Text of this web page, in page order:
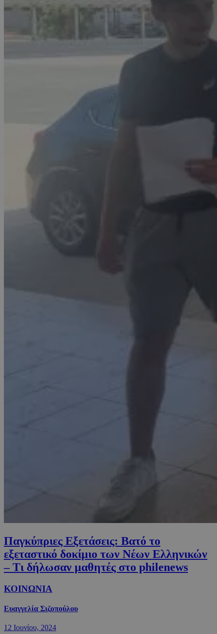
Παγκύπριες Εξετάσεις: Bατό το
εξεταστικό δοκίμιο των Νέων Ελληνικών
– Τι δήλωσαν μαθητές στο philenews
ΚΟΙΝΩΝΙΑ
Ευαγγελία Σιζοπούλου
12 Ιουνίου, 2024